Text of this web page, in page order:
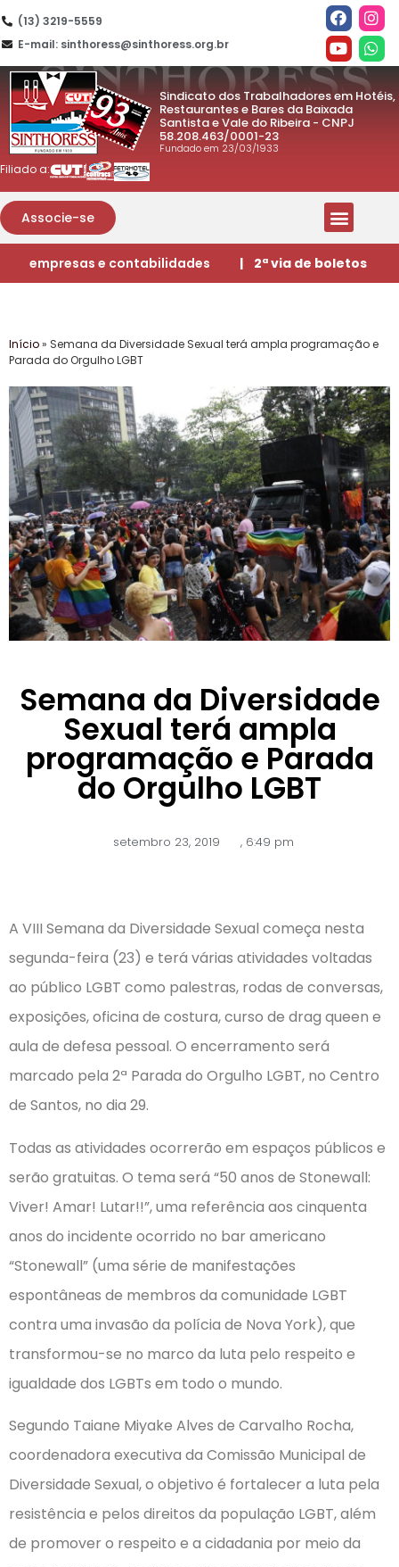
(13) 3219-5559
E-mail: sinthoress@sinthoress.org.br
Sindicato dos Trabalhadores em Hotéis,
Restaurantes e Bares da Baixada
Santista e Vale do Ribeira - CNPJ
58.208.463/0001-23
Fundado em 23/03/1933
Filiado a:
Associe-se
empresas e contabilidades | 2ª via de boletos
Início» Semana da Diversidade Sexual terá ampla programação e
Parada do Orgulho LGBT
Semana da Diversidade
Sexual terá ampla
programação e Parada
do Orgulho LGBT
setembro 23, 2019 ,6:49 pm
A VIII Semana da Diversidade Sexual começa nesta
segunda-feira (23) e terá várias atividades voltadas
ao público LGBT como palestras, rodas de conversas,
exposições, oficina de costura, curso de drag queen e
aula de defesa pessoal. O encerramento será
marcado pela 2ª Parada do Orgulho LGBT, no Centro
de Santos, no dia 29.
Todas as atividades ocorrerão em espaços públicos e
serão gratuitas. O tema será “50 anos de Stonewall:
Viver! Amar! Lutar!!”, uma referência aos cinquenta
anos do incidente ocorrido no bar americano
“Stonewall” (uma série de manifestações
espontâneas de membros da comunidade LGBT
contra uma invasão da polícia de Nova York), que
transformou-se no marco da luta pelo respeito e
igualdade dos LGBTs em todo o mundo.
Segundo Taiane Miyake Alves de Carvalho Rocha,
coordenadora executiva da Comissão Municipal de
Diversidade Sexual, o objetivo é fortalecer a luta pela
resistência e pelos direitos da população LGBT, além
de promover o respeito e a cidadania por meio da